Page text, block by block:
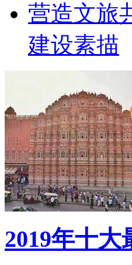
营造文旅
建设素描
2019年十